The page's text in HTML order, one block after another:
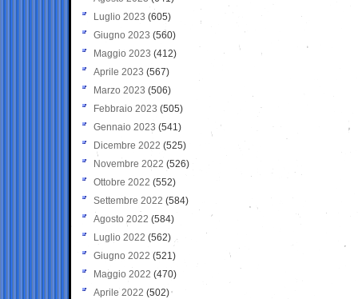
Luglio 2023 (605)
Giugno 2023 (560)
Maggio 2023 (412)
Aprile 2023 (567)
Marzo 2023 (506)
Febbraio 2023 (505)
Gennaio 2023 (541)
Dicembre 2022 (525)
Novembre 2022 (526)
Ottobre 2022 (552)
Settembre 2022 (584)
Agosto 2022 (584)
Luglio 2022 (562)
Giugno 2022 (521)
Maggio 2022 (470)
Aprile 2022 (502)